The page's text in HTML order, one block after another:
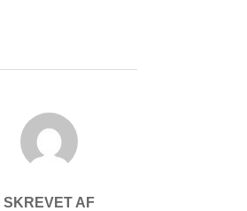
FORFATTER
SKREVET AF